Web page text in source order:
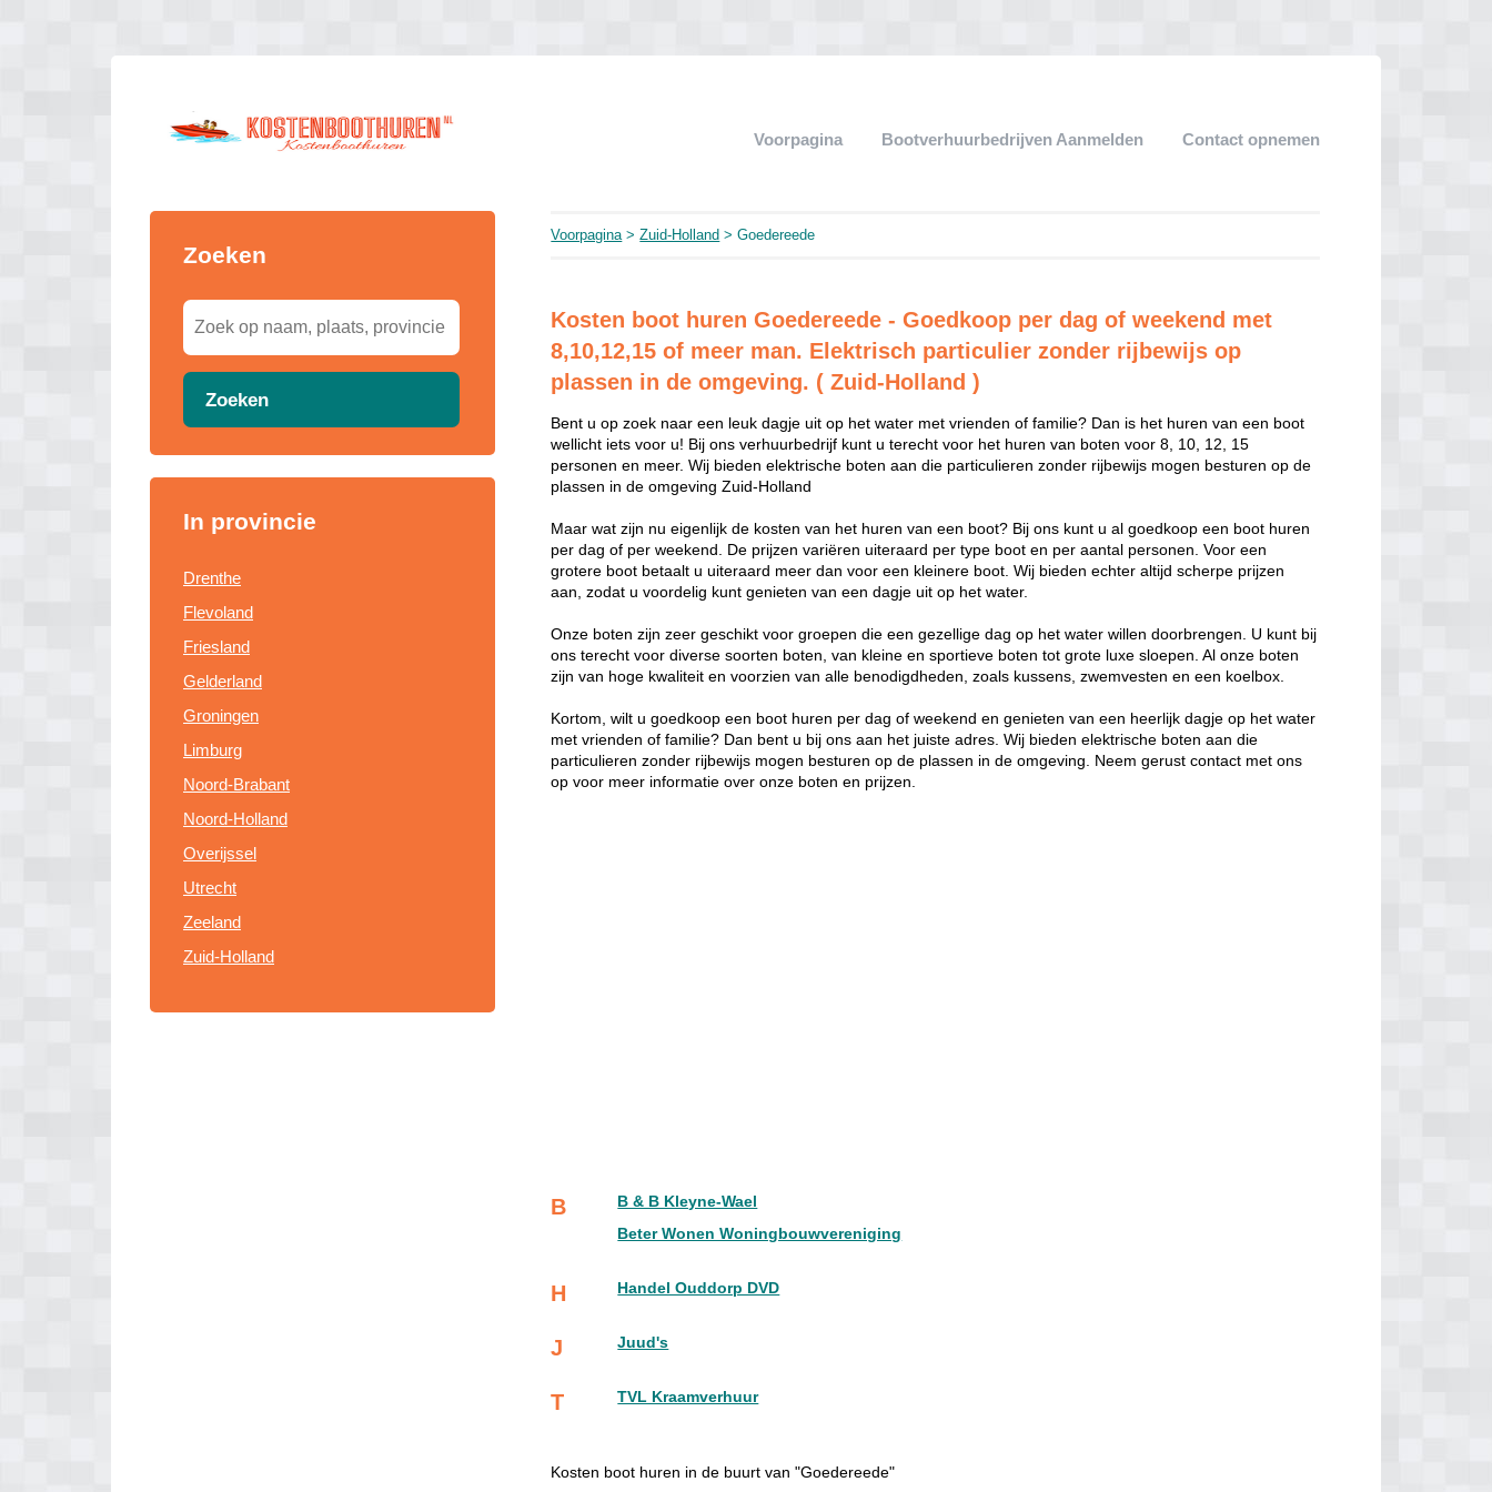
Voorpagina Bootverhuurbedrijven Aanmelden Contact opnemen
Zoeken
Zoeken
In provincie
Drenthe
Flevoland
Friesland
Gelderland
Groningen
Limburg
Noord-Brabant
Noord-Holland
Overijssel
Utrecht
Zeeland
Zuid-Holland
Voorpagina>Zuid-Holland > Goedereede
Kosten boot huren Goedereede - Goedkoop per dag of weekend met
8,10,12,15 of meer man. Elektrisch particulier zonder rijbewijs op
plassen in de omgeving. ( Zuid-Holland )
Bent u op zoek naar een leuk dagje uit op het water met vrienden of familie? Dan is het huren van een boot
wellicht iets voor u! Bij ons verhuurbedrijf kunt u terecht voor het huren van boten voor 8, 10, 12, 15
personen en meer. Wij bieden elektrische boten aan die particulieren zonder rijbewijs mogen besturen op de
plassen in de omgeving Zuid-Holland
Maar wat zijn nu eigenlijk de kosten van het huren van een boot? Bij ons kunt u al goedkoop een boot huren
per dag of per weekend. De prijzen variëren uiteraard per type boot en per aantal personen. Voor een
grotere boot betaalt u uiteraard meer dan voor een kleinere boot. Wij bieden echter altijd scherpe prijzen
aan, zodat u voordelig kunt genieten van een dagje uit op het water.
Onze boten zijn zeer geschikt voor groepen die een gezellige dag op het water willen doorbrengen. U kunt bij
ons terecht voor diverse soorten boten, van kleine en sportieve boten tot grote luxe sloepen. Al onze boten
zijn van hoge kwaliteit en voorzien van alle benodigdheden, zoals kussens, zwemvesten en een koelbox.
Kortom, wilt u goedkoop een boot huren per dag of weekend en genieten van een heerlijk dagje op het water
met vrienden of familie? Dan bent u bij ons aan het juiste adres. Wij bieden elektrische boten aan die
particulieren zonder rijbewijs mogen besturen op de plassen in de omgeving. Neem gerust contact met ons
op voor meer informatie over onze boten en prijzen.
B
B & B Kleyne-Wael
Beter Wonen Woningbouwvereniging
H Handel Ouddorp DVD
J Juud's
T TVL Kraamverhuur
Kosten boot huren in de buurt van "Goedereede"